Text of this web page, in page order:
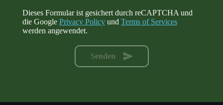
Dieses Formular ist gesichert durch reCAPTCHA und
die Google Privacy Policyund Terms of Services
werden angewendet.
Senden